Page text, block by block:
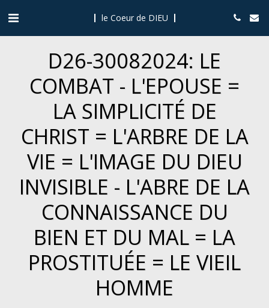
le Coeur de DIEU
D26-30082024: LE
COMBAT - L'EPOUSE =
LA SIMPLICITÉ DE
CHRIST = L'ARBRE DE LA
VIE = L'IMAGE DU DIEU
INVISIBLE - L'ABRE DE LA
CONNAISSANCE DU
BIEN ET DU MAL = LA
PROSTITUÉE = LE VIEIL
HOMME